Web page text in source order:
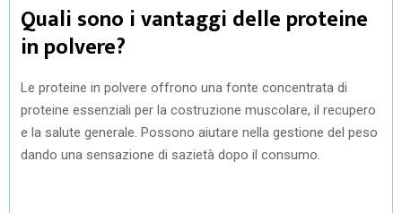
Quali sono i vantaggi delle proteine
in polvere?
Le proteine in polvere offrono una fonte concentrata di
proteine essenziali per la costruzione muscolare, il recupero
e la salute generale. Possono aiutare nella gestione del peso
dando una sensazione di sazietà dopo il consumo.